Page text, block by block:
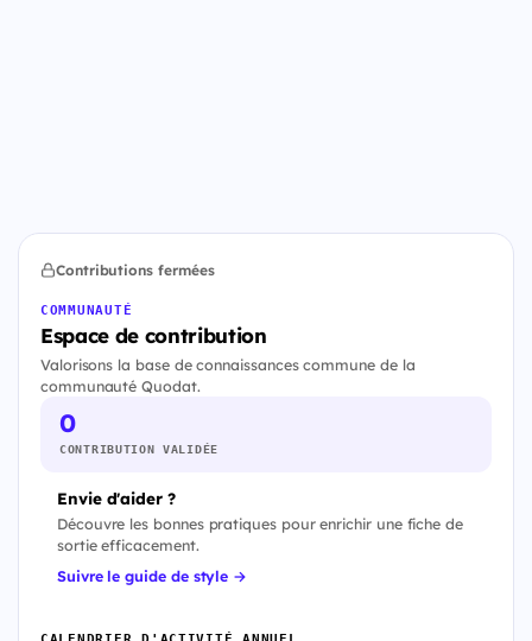
Contributions fermées
COMMUNAUTÉ
Espace de contribution
Valorisons la base de connaissances commune de la
communauté Quodat.
0
CONTRIBUTION VALIDÉE
Envie d'aider ?
Découvre les bonnes pratiques pour enrichir une fiche de
sortie efficacement.
Suivre le guide de style →